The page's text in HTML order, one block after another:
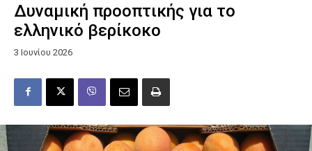
Δυναμική προοπτικής για το
ελληνικό βερίκοκο
3 Ιουνίου 2026